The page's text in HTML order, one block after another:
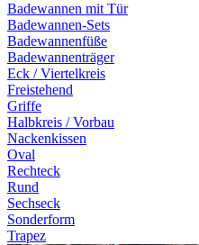
Badewannen mit Tür
Badewannen-Sets
Badewannenfüße
Badewannenträger
Eck / Viertelkreis
Freistehend
Griffe
Halbkreis / Vorbau
Nackenkissen
Oval
Rechteck
Rund
Sechseck
Sonderform
Trapez